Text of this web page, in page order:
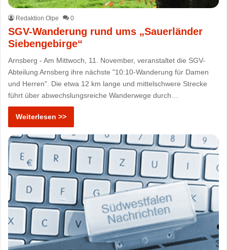
Redaktion Olpe 0
SGV-Wanderung rund ums „Sauerländer
Siebengebirge“
Arnsberg - Am Mittwoch, 11. November, veranstaltet die SGV-
Abteilung Arnsberg ihre nächste "10:10-Wanderung für Damen
und Herren". Die etwa 12 km lange und mittelschwere Strecke
führt über abwechslungsreiche Wanderwege durch…
Weiterlesen >>